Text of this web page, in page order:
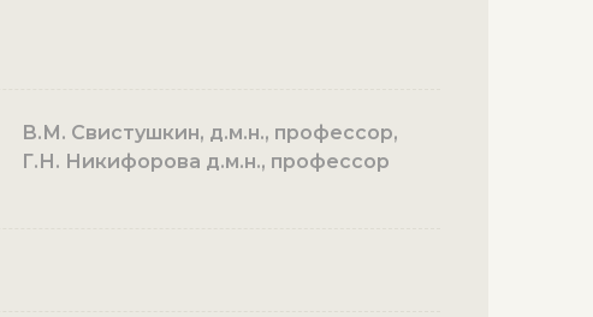
В.М. Свистушкин, д.м.н., профессор,
Г.Н. Никифорова д.м.н., профессор